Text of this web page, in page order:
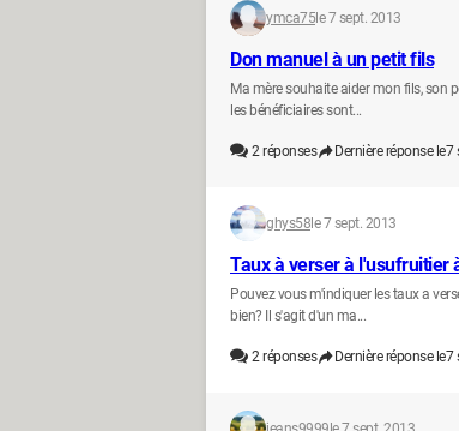
ymca75 le 7 sept. 2013
Don manuel à un petit fils
Ma mère souhaite aider mon fils, son
les bénéficiaires sont...
2réponses Dernière réponse le7
ghys58 le 7 sept. 2013
Taux à verser à l'usufruitier
Pouvez vous m'indiquer les taux a
bien? Il s'agit d'un ma...
2réponses Dernière réponse le7